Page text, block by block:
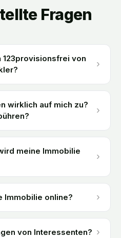
Fragen
von
›
wirklich auf mich zu?
›
meine Immobilie
›
Immobilie online? ›
von Interessenten? ›